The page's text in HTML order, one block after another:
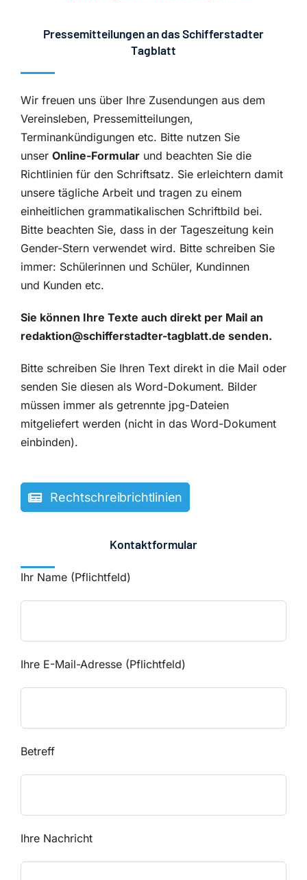
Pressemitteilungen an das Schifferstadter
Tagblatt
Wir freuen uns über Ihre Zusendungen aus dem
Vereinsleben, Pressemitteilungen,
Terminankündigungen etc. Bitte nutzen Sie
unser Online-Formular und beachten Sie die
Richtlinien für den Schriftsatz. Sie erleichtern damit
unsere tägliche Arbeit und tragen zu einem
einheitlichen grammatikalischen Schriftbild bei.
Bitte beachten Sie, dass in der Tageszeitung kein
Gender-Stern verwendet wird. Bitte schreiben Sie
immer: Schülerinnen und Schüler, Kundinnen
und Kunden etc.
Sie können Ihre Texte auch direkt per Mail an
redaktion@schifferstadter-tagblatt.de senden.
Bitte schreiben Sie Ihren Text direkt in die Mail oder
senden Sie diesen als Word-Dokument. Bilder
müssen immer als getrennte jpg-Dateien
mitgeliefert werden (nicht in das Word-Dokument
einbinden).
Rechtschreibrichtlinien
Kontaktformular
Ihr Name (Pflichtfeld)
Ihre E-Mail-Adresse (Pflichtfeld)
Betreff
Ihre Nachricht